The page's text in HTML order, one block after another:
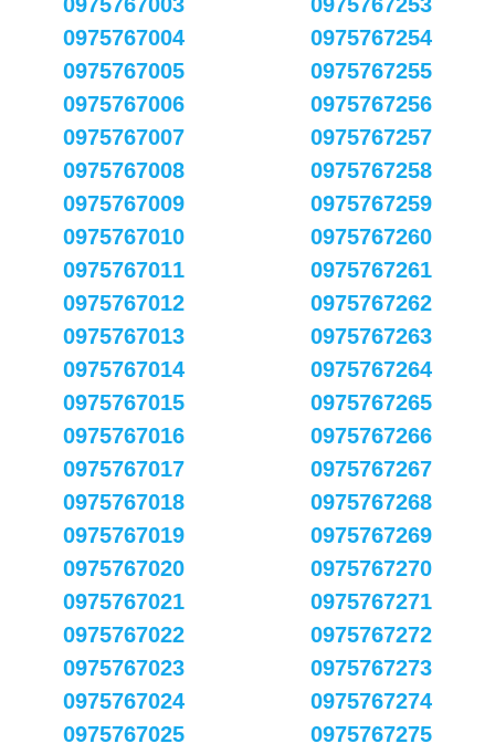
0975767004
0975767005
0975767006
0975767007
0975767008
0975767009
0975767010
0975767011
0975767012
0975767013
0975767014
0975767015
0975767016
0975767017
0975767018
0975767019
0975767020
0975767021
0975767022
0975767023
0975767024
0975767025
0975767254
0975767255
0975767256
0975767257
0975767258
0975767259
0975767260
0975767261
0975767262
0975767263
0975767264
0975767265
0975767266
0975767267
0975767268
0975767269
0975767270
0975767271
0975767272
0975767273
0975767274
0975767275